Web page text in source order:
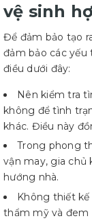
vệ sinh
Để đảm bảo tạo
đảm bảo các yếu
điều dưới đây:
Nên kiểm tra
không để tình
khác. Điều này
Trong phong
vận may, gia chủ
hướng nhà.
Không thiết
thẩm mỹ và đem